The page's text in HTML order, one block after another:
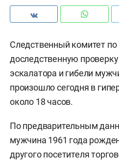
Следственный комитет по
доследственную
эскалатора и гибели
произошло сегодня в
около 18 часов.
По предварительным
мужчина 1961 года
другого посетителя